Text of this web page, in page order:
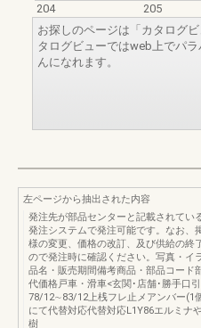
204
205
お探しのページは「カタログ
タログビューではweb上でパ
んになれます。
左ページから抽出された内容
発注先が部品センターと記載されてい
発注システムで発注可能です。なお、
様の変更、価格の改訂、及び供給の終
ので発注時に確認ください。写真・イ
品名・販売期間備考商品・部品コード
代価格戸車・滑車<玄関･店舗･勝手口
78/12∼83/12上桟フレ止メアンバー(1
にて代替対応代替対応L1Y86エルミナ
樹